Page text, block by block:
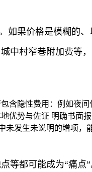
如果价格是模糊的
中村窄巷附加费等
含隐性费用：例如夜
优势与佐证 明确书面
未发生未说明的增项，
等都可能成为“痛点